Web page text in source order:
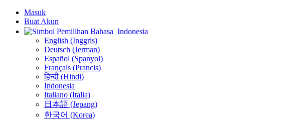
Masuk
Buat Akun
Indonesia
English (Inggris)
Deutsch (Jerman)
Español (Spanyol)
Français (Prancis)
हिन्दी (Hindi)
Indonesia
Italiano (Italia)
日本語 (Jepang)
한국어 (Korea)